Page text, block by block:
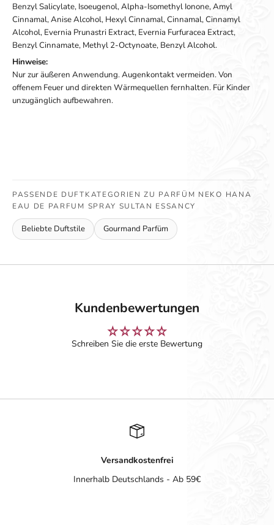
Benzyl Salicylate, Isoeugenol, Alpha-Isomethyl Ionone, Amyl
Cinnamal, Anise Alcohol, Hexyl Cinnamal, Cinnamal, Cinnamyl
Alcohol, Evernia Prunastri Extract, Evernia Furfuracea Extract,
Benzyl Cinnamate, Methyl 2-Octynoate, Benzyl Alcohol.
Hinweise:
Nur zur äußeren Anwendung. Augenkontakt vermeiden. Von
offenem Feuer und direkten Wärmequellen fernhalten. Für Kinder
unzugänglich aufbewahren.
PASSENDE DUFTKATEGORIEN ZU PARFÜM NEKO HANA
EAU DE PARFUM SPRAY SULTAN ESSANCY
Beliebte Duftstile Gourmand Parfüm
Kundenbewertungen
Schreiben Sie die erste Bewertung
Versandkostenfrei
Innerhalb Deutschlands - Ab 59€